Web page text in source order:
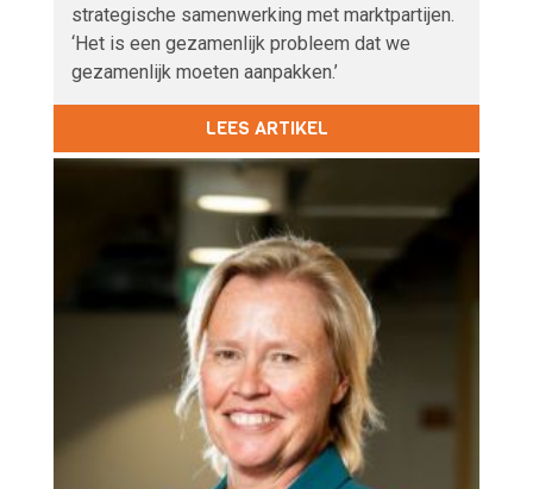
strategische samenwerking met marktpartijen.
‘Het is een gezamenlijk probleem dat we
gezamenlijk moeten aanpakken.’
LEES ARTIKEL